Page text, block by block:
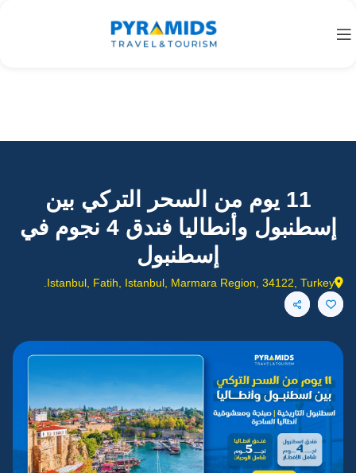
11 يوم من السحر التركي بين
إسطنبول وأنطاليا فندق 4 نجوم في
إسطنبول
Istanbul, Fatih, Istanbul, Marmara Region, 34122, Turkey.